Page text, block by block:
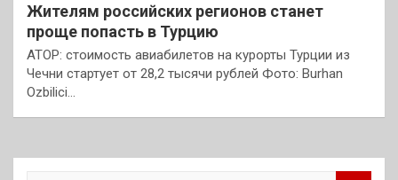
Жителям российских регионов станет
проще попасть в Турцию
АТОР: стоимость авиабилетов на курорты Турции из
Чечни стартует от 28,2 тысячи рублей Фото: Burhan
Ozbilici…